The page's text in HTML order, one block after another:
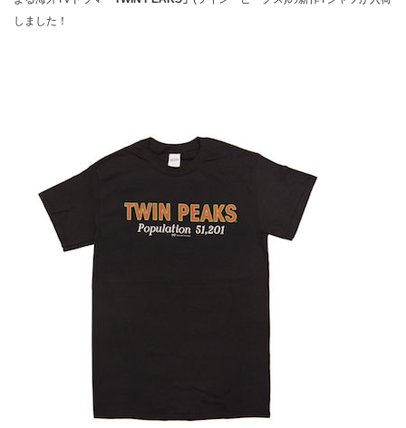
しました！